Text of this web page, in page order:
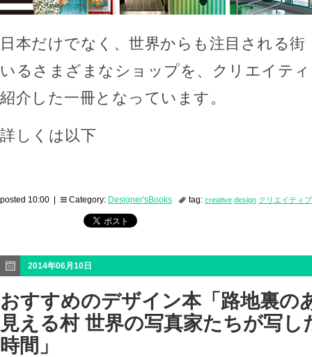
日本だけでなく、世界からも注目される街
いるさまざまなショップを、クリエイテ
紹介した一冊となっています。
詳しくは以下
posted 10:00 | Category: Designer'sBooks tag: creative design クリエイティブ
2014年06月10日
おすすめのデザイン本「路地裏の
見える村 世界の写真家たちが写
時間」